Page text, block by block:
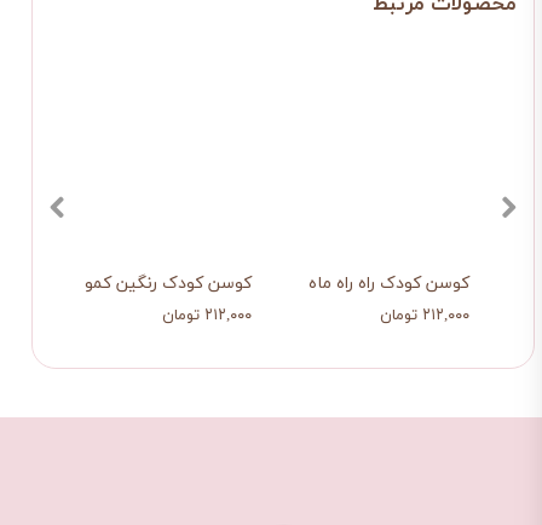
کوسن کودک رنگین کمون و ماه
۲۱۲,۰۰۰ تومان
کوسن کودک راه راه ماه و ستاره
۲۱۲,۰۰۰ تومان